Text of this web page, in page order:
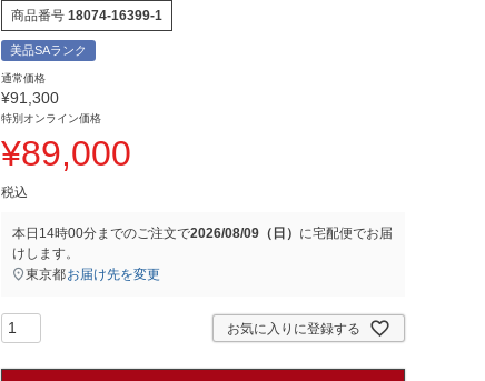
商品番号 18074-16399-1
美品SAランク
通常価格
¥91,300
特別オンライン価格
¥89,000
税込
本日 14時00分までのご注文で2026/08/09（日） に宅配便でお届
けします。
東京都お届け先を変更
お気に入りに登録する